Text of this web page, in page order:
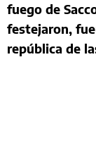
fuego de
festejaron,
república de